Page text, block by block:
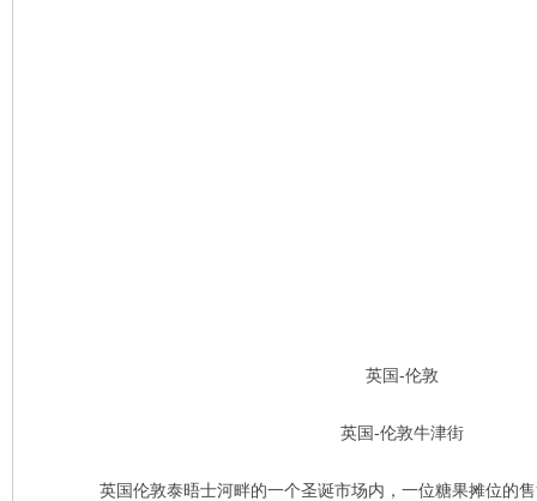
英国-伦敦
英国-伦敦牛津街
英国伦敦泰晤士河畔的一个圣诞市场内，一位糖果摊位的